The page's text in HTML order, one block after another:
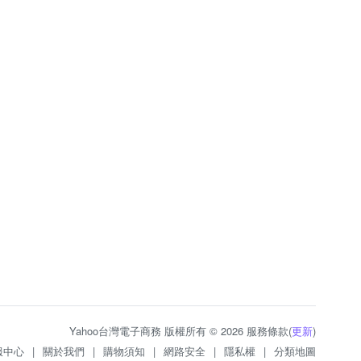
Yahoo台灣電子商務 版權所有 © 2026 服務條款(更新)
中心 | 關於我們 | 購物須知 | 網路安全 | 隱私權 | 分類地圖